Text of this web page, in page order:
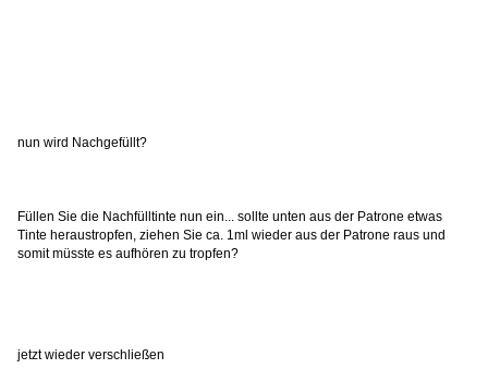
nun wird Nachgefüllt?
Füllen Sie die Nachfülltinte nun ein... sollte unten aus der Patrone etwas
Tinte heraustropfen, ziehen Sie ca. 1ml wieder aus der Patrone raus und
somit müsste es aufhören zu tropfen?
jetzt wieder verschließen